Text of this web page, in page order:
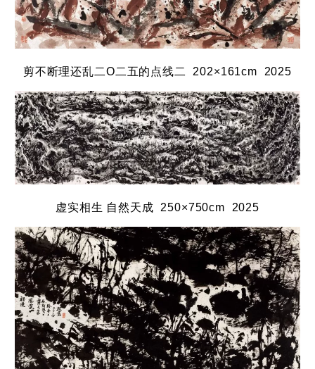
剪不断理还乱二O二五的点线二 202×161cm 2025
虚实相生 自然天成 250×750cm 2025